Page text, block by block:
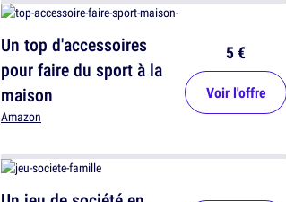
Un top d'accessoires
pour faire du sport à la
maison
Amazon
5 €
Voir l'offre